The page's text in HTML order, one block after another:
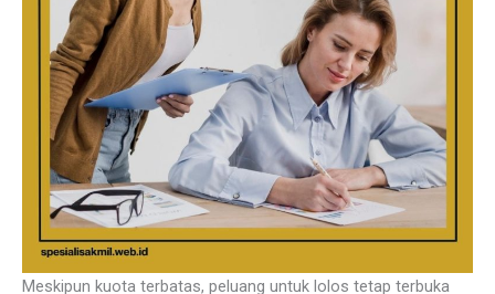
Meskipun kuota terbatas, peluang untuk lolos tetap terbuka